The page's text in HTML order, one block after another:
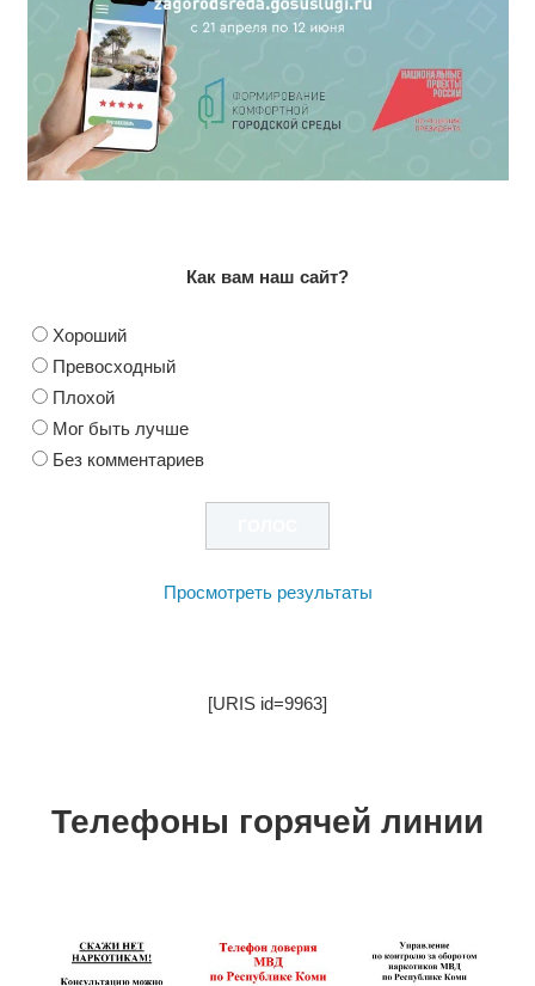
Как вам наш сайт?
Хороший
Превосходный
Плохой
Мог быть лучше
Без комментариев
Просмотреть результаты
[URIS id=9963]
Телефоны горячей линии